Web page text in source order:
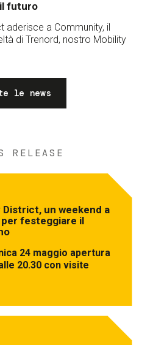
futuro
aderisce a Community, il
di Trenord, nostro Mobility
le news
RELEASE
un weekend a
festeggiare il
24 maggio apertura
20.30 con visite